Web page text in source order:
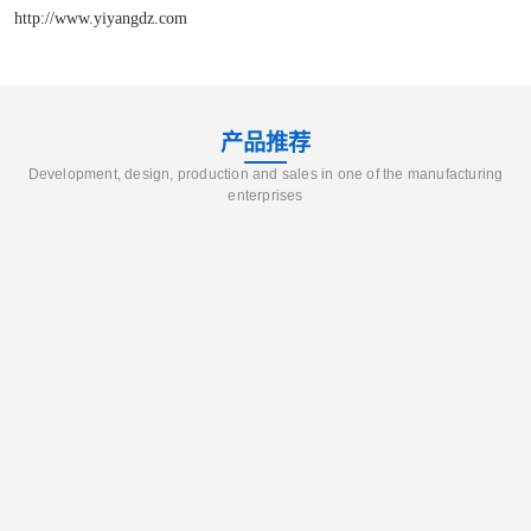
http://www.yiyangdz.com
产品推荐
Development, design, production and sales in one of the manufacturing
enterprises